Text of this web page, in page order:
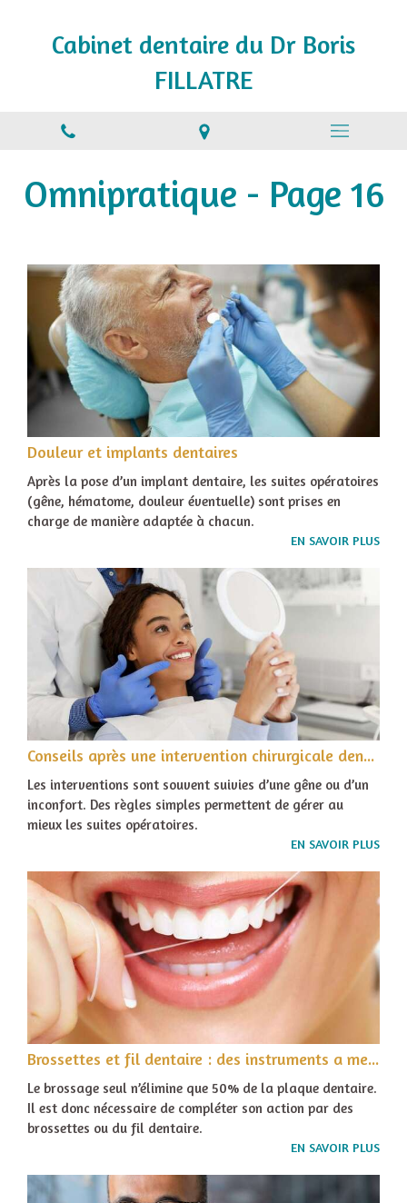
Cabinet dentaire du Dr Boris
FILLATRE
Omnipratique - Page 16
Douleur et implants dentaires
Après la pose d’un implant dentaire, les suites opératoires
(gêne, hématome, douleur éventuelle) sont prises en
charge de manière adaptée à chacun.
EN SAVOIR PLUS
Conseils après une intervention chirurgicale dentaire
Les interventions sont souvent suivies d’une gêne ou d’un
inconfort. Des règles simples permettent de gérer au
mieux les suites opératoires.
EN SAVOIR PLUS
Brossettes et fil dentaire : des instruments a mettre entre toutes les dents
Le brossage seul n’élimine que 50% de la plaque dentaire.
Il est donc nécessaire de compléter son action par des
brossettes ou du fil dentaire.
EN SAVOIR PLUS